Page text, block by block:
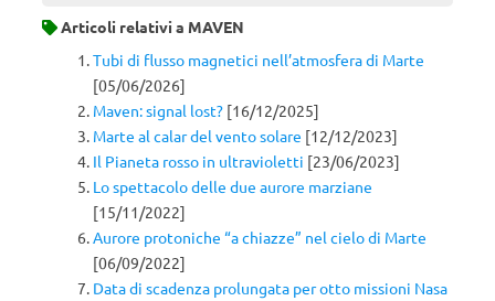
Articoli relativi a MAVEN
Tubi di flusso magnetici nell’atmosfera di Marte
[05/06/2026]
Maven: signal lost? [16/12/2025]
Marte al calar del vento solare [12/12/2023]
Il Pianeta rosso in ultravioletti [23/06/2023]
Lo spettacolo delle due aurore marziane
[15/11/2022]
Aurore protoniche “a chiazze” nel cielo di Marte
[06/09/2022]
Data di scadenza prolungata per otto missioni Nasa